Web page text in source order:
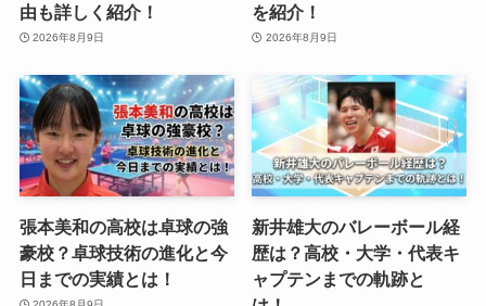
由も詳しく紹介！
2026年8月9日
を紹介！
2026年8月9日
張本美和の高校は卓球の強
豪校？卓球技術の進化と今
日までの実績とは！
新井雄大のバレーボール経
歴は？高校・大学・代表キ
ャプテンまでの軌跡と